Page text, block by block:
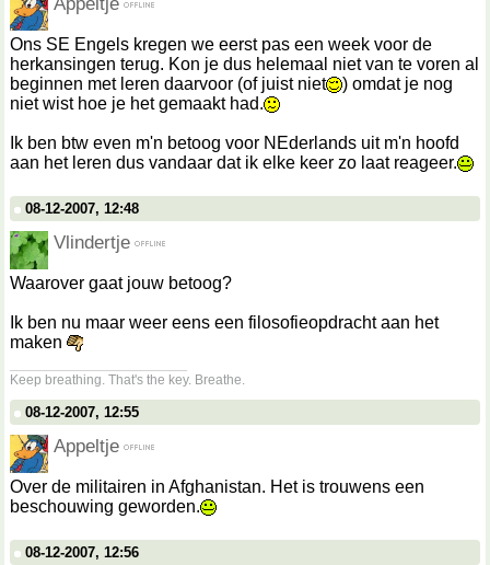
Ons SE Engels kregen we eerst pas een week voor de
herkansingen terug. Kon je dus helemaal niet van te voren al
beginnen met leren daarvoor (of juist niet
) omdat je nog
niet wist hoe je het gemaakt had.
Ik ben btw even m'n betoog voor NEderlands uit m'n hoofd
aan het leren dus vandaar dat ik elke keer zo laat reageer.
08-12-2007, 12:48
Vlindertje
Waarover gaat jouw betoog?
Ik ben nu maar weer eens een filosofieopdracht aan het
maken
Keep breathing. That's the key. Breathe.
08-12-2007, 12:55
Appeltje
Over de militairen in Afghanistan. Het is trouwens een
beschouwing geworden.
08-12-2007, 12:56